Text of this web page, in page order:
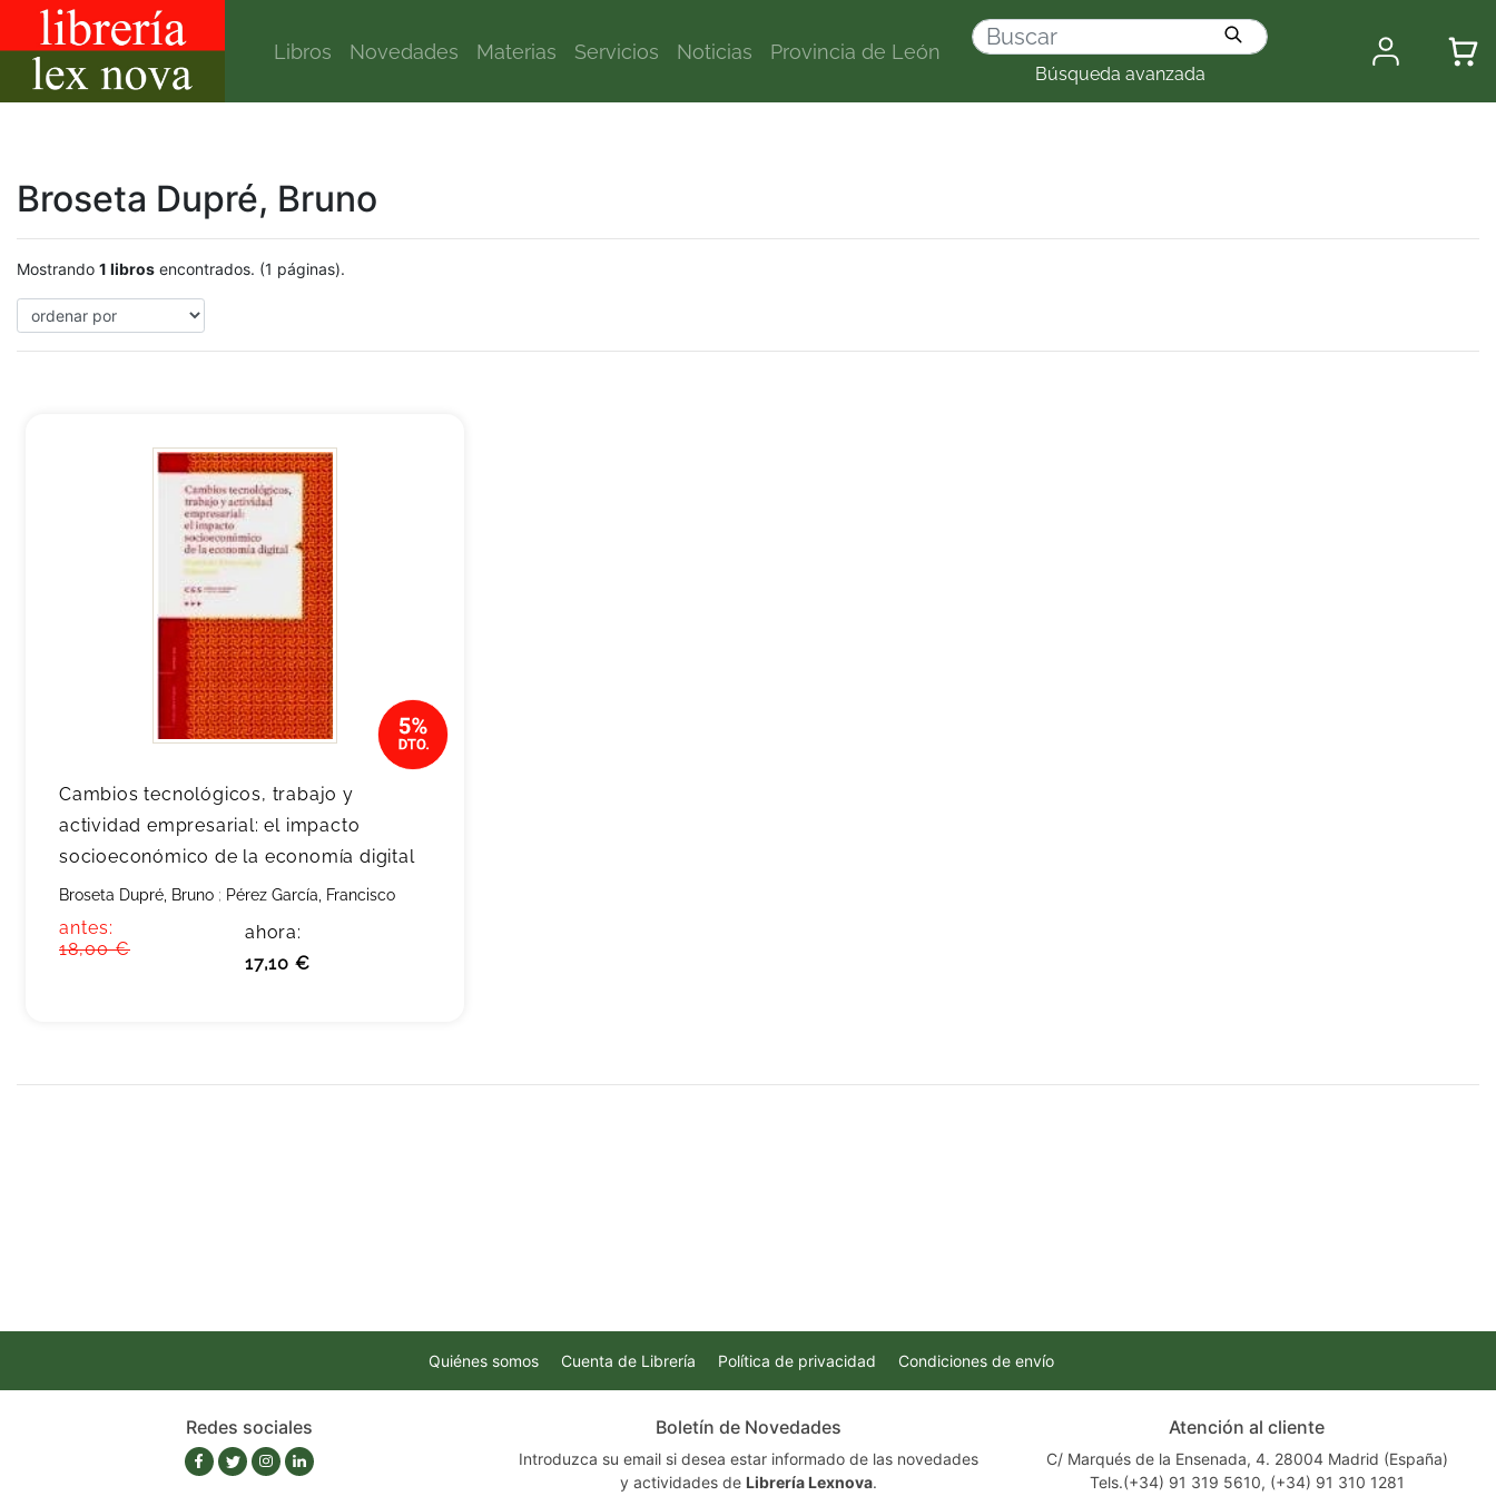
Libros Novedades Materias Servicios Noticias Provincia de León
Búsqueda avanzada
Broseta Dupré, Bruno
Mostrando 1 libros encontrados. (1 páginas).
Cambios tecnológicos, trabajo y
actividad empresarial: el impacto
socioeconómico de la economía digital
Broseta Dupré, Bruno ; Pérez García, Francisco
antes:
18,00 €
ahora:
17,10 €
Quiénes somos Cuenta de Librería Política de privacidad Condiciones de envío
Redes sociales Boletín de Novedades
Introduzca su email si desea estar informado de las novedades
y actividades de Librería Lexnova.
Atención al cliente
C/ Marqués de la Ensenada, 4. 28004 Madrid (España)
Tels.(+34) 91 319 5610, (+34) 91 310 1281